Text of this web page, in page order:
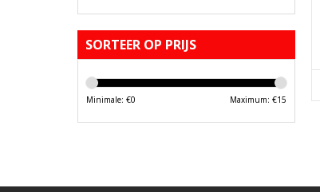
SORTEER OP PRIJS
Minimale: €0 Maximum: €15